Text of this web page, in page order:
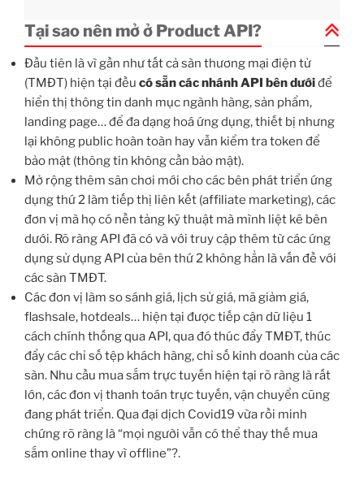
Tại sao nên mở ở Product API?
Đầu tiên là vì gần như tất cả sàn thương mại điện tử
(TMĐT) hiện tại đều có sẵn các nhánh API bên dướiđể
hiển thị thông tin danh mục ngành hàng, sản phẩm,
landing page… để đa dạng hoá ứng dụng, thiết bị nhưng
lại không public hoàn toàn hay vẫn kiểm tra token để
bảo mật (thông tin không cần bảo mật).
Mở rộng thêm sân chơi mới cho các bên phát triển ứng
dụng thứ 2 làm tiếp thị liên kết (affiliate marketing), các
đơn vị mà họ có nền tảng kỹ thuật mà mình liệt kê bên
dưới. Rõ ràng API đã có và với truy cập thêm từ các ứng
dụng sử dụng API của bên thứ 2 không hẳn là vấn đề với
các sàn TMĐT.
Các đơn vị làm so sánh giá, lịch sử giá, mã giảm giá,
flashsale, hotdeals… hiện tại được tiếp cận dữ liệu 1
cách chính thống qua API, qua đó thúc đẩy TMĐT, thúc
đẩy các chỉ số tệp khách hàng, chỉ số kinh doanh của các
sàn. Nhu cầu mua sắm trực tuyến hiện tại rõ ràng là rất
lớn, các đơn vị thanh toán trực tuyến, vận chuyển cũng
đang phát triển. Qua đại dịch Covid19 vừa rồi minh
chứng rõ ràng là “mọi người vẫn có thể thay thế mua
sắm online thay vì offline”?.